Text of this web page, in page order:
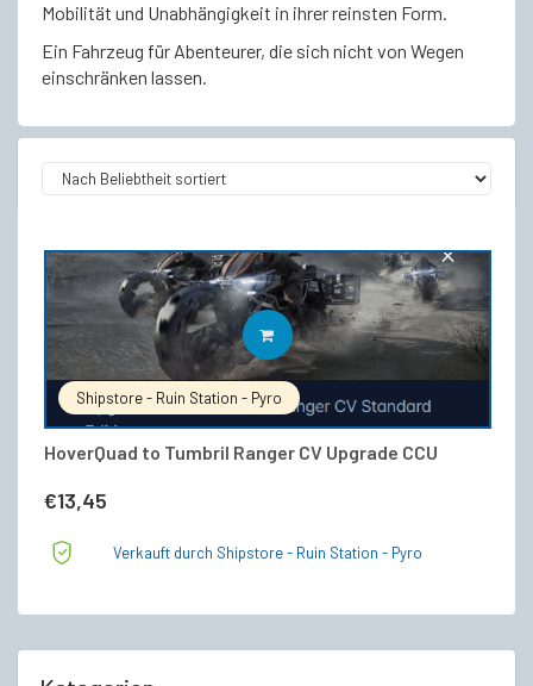
Mobilität und Unabhängigkeit in ihrer reinsten Form.
Ein Fahrzeug für Abenteurer, die sich nicht von Wegen
einschränken lassen.
Shipstore - Ruin Station - Pyro
HoverQuad to Tumbril Ranger CV Upgrade CCU
€13,45
IN DEN WARENKORB
Verkauft durch Shipstore - Ruin Station - Pyro